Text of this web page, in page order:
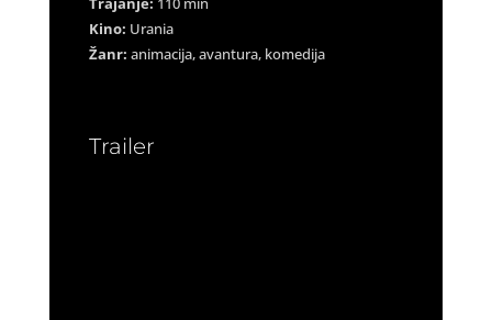
Kino: Urania
Žanr: animacija, avantura, komedija
Trailer